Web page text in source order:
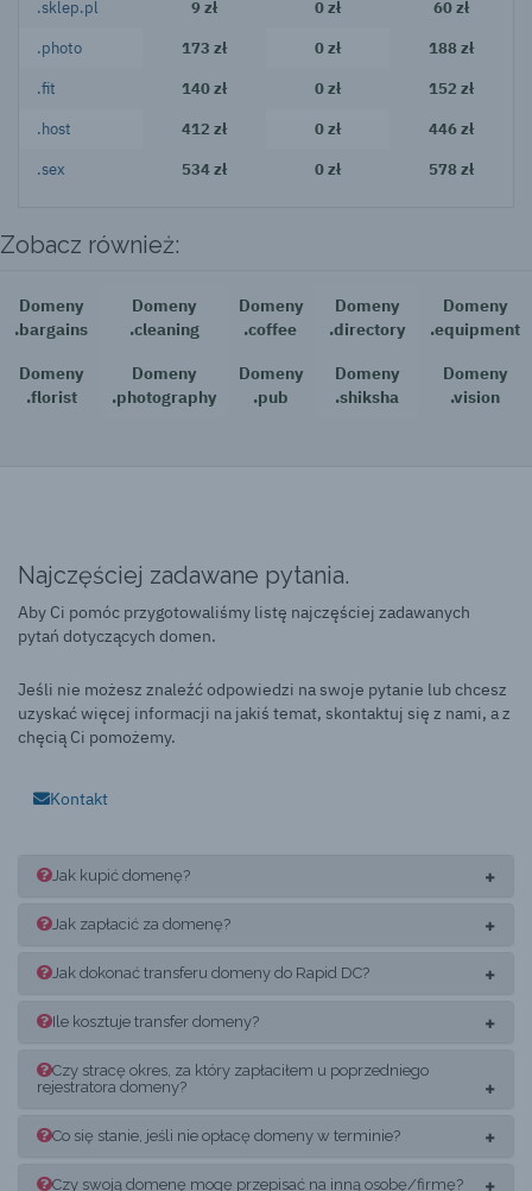
.sklep.pl 9 zł 0 zł 60 zł
.photo 173 zł 0 zł 188 zł
.fit 140 zł 0 zł 152 zł
.host 412 zł 0 zł 446 zł
.sex 534 zł 0 zł 578 zł
Zobacz również:
Domeny
.bargains
Domeny
.cleaning
Domeny
.coffee
Domeny
.directory
Domeny
.equipment
Domeny
.florist
Domeny
.photography
Domeny
.pub
Domeny
.shiksha
Domeny
.vision
Najczęściej zadawane pytania.
Aby Ci pomóc przygotowaliśmy listę najczęściej zadawanych
pytań dotyczących domen.
Jeśli nie możesz znaleźć odpowiedzi na swoje pytanie lub chcesz
uzyskać więcej informacji na jakiś temat, skontaktuj się z nami, a z
chęcią Ci pomożemy.
Kontakt
Jak kupić domenę?
Jak zapłacić za domenę?
Jak dokonać transferu domeny do Rapid DC?
Ile kosztuje transfer domeny?
Czy stracę okres, za który zapłaciłem u poprzedniego
rejestratora domeny?
Co się stanie, jeśli nie opłacę domeny w terminie?
Czy swoją domenę mogę przepisać na inną osobę/firmę?